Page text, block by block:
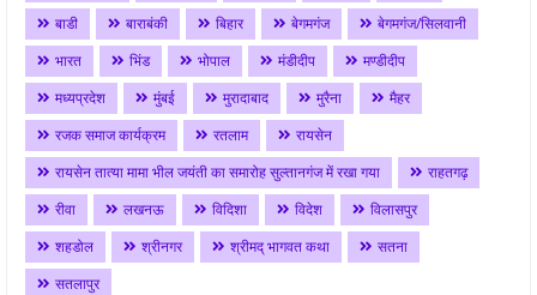
बाडी
बाराबंकी बिहार बेगमगंज
बेगमगंज/सिलवानी
भारत
भिंड भोपाल मंडीदीप
मण्डीदीप
मध्यप्रदेश
मुंबई मुरादाबाद मुरैना
मैहर
रजक समाज कार्यक्रम
रतलाम
रायसेन
रायसेन तात्या मामा भील जयंती का समारोह सुल्तानगंज में रखा गया
राहतगढ़
रीवा
लखनऊ विदिशा विदेश
विलासपुर
शहडोल
श्रीनगर श्रीमद् भागवत कथा
सतना
सतलापुर